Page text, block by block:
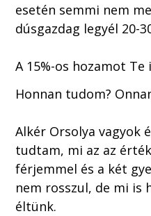
esetén semmi nem
dúsgazdag legyél 20-
A 15%-os hozamot
Honnan tudom?
Alkér Orsolya vagyok
tudtam, mi az az
férjemmel és a két
nem rosszul, de mi is
éltünk.